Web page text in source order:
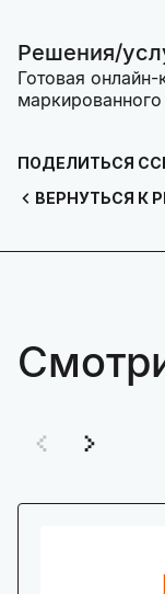
Решения/
Готовая
маркированного
ВЕРНУТЬСЯ К
ПОДЕЛИТЬСЯ